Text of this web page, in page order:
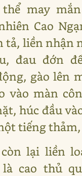
thể may
Cao
tả, liền nhận
đau đớn
gào lên
vào màn
húc đầu
tiếng thảm,
lại liền
cao thủ